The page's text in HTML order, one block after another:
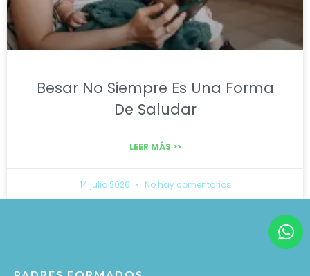
Besar No Siempre Es Una Forma
De Saludar
LEER MÁS >>
14 julio 2026 No hay comentarios